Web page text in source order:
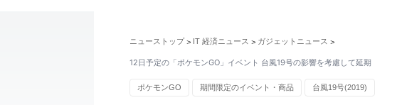
ニューストップ > IT 経済ニュース > ガジェットニュース >
12日予定の「ポケモンGO」イベント 台風19号の影響を考慮して延期
ポケモンGO 期間限定のイベント・商品 台風19号(2019)